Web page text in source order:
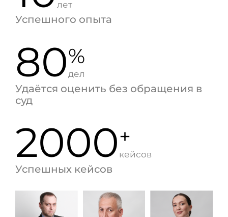
лет
Успешного опыта
80%
дел
Удаётся оценить без обращения в
суд
2000+
кейсов
Успешных кейсов